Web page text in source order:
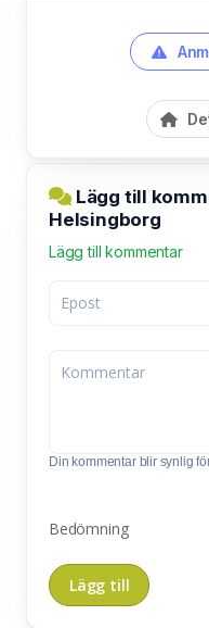
Lägg till
Helsingborg
Lägg till kommentar
Din kommentar blir synlig
Bedömning